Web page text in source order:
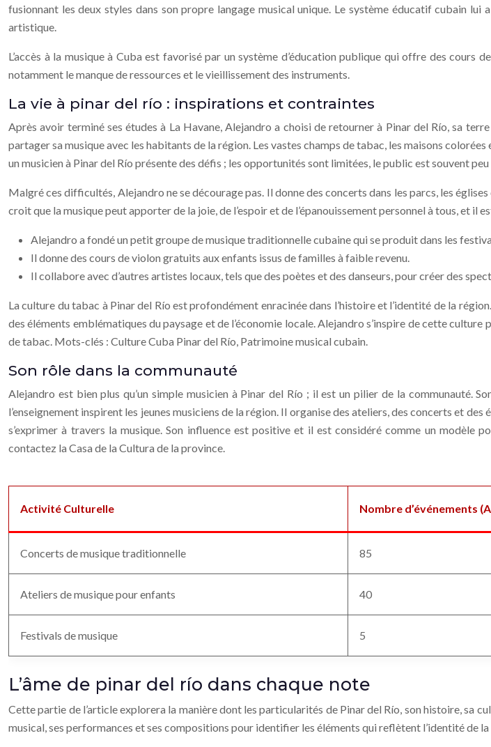
fusionnant les deux styles dans son propre langage musical unique. Le système éducatif cubain
artistique.
L’accès à la musique à Cuba est favorisé par un système d’éducation publique qui offre des
notamment le manque de ressources et le vieillissement des instruments.
La vie à pinar del río : inspirations et contraintes
Après avoir terminé ses études à La Havane, Alejandro a choisi de retourner à Pinar del Río, sa
partager sa musique avec les habitants de la région. Les vastes champs de tabac, les maisons
un musicien à Pinar del Río présente des défis ; les opportunités sont limitées, le public est souvent
Malgré ces difficultés, Alejandro ne se décourage pas. Il donne des concerts dans les parcs, les
croit que la musique peut apporter de la joie, de l’espoir et de l’épanouissement personnel à tous, et il
Alejandro a fondé un petit groupe de musique traditionnelle cubaine qui se produit dans les
Il donne des cours de violon gratuits aux enfants issus de familles à faible revenu.
Il collabore avec d’autres artistes locaux, tels que des poètes et des danseurs, pour créer des
La culture du tabac à Pinar del Río est profondément enracinée dans l’histoire et l’identité de la
des éléments emblématiques du paysage et de l’économie locale. Alejandro s’inspire de cette
de tabac. Mots-clés : Culture Cuba Pinar del Río, Patrimoine musical cubain.
Son rôle dans la communauté
Alejandro est bien plus qu’un simple musicien à Pinar del Río ; il est un pilier de la communauté.
l’enseignement inspirent les jeunes musiciens de la région. Il organise des ateliers, des concerts et
s’exprimer à travers la musique. Son influence est positive et il est considéré comme un modèle
contactez la Casa de la Cultura de la province.
Activité Culturelle Nombre d’événements
Concerts de musique traditionnelle 85
Ateliers de musique pour enfants 40
Festivals de musique 5
L’âme de pinar del río dans chaque note
Cette partie de l’article explorera la manière dont les particularités de Pinar del Río, son histoire, sa
musical, ses performances et ses compositions pour identifier les éléments qui reflètent l’identité de